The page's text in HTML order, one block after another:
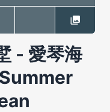
- 愛琴海